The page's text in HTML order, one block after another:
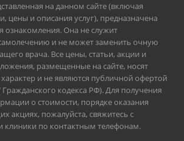
на данном сайте (включая
цены и описания услуг), предназначена
ознакомления. Она не служит
и не может заменить очную
врача. Все цены, статьи, акции и
размещенные на сайте, носят
и не являются публичной офертой
Гражданского кодекса РФ). Для получения
о стоимости, порядке оказания
акциях, пожалуйста, свяжитесь с
клиники по контактным телефонам.